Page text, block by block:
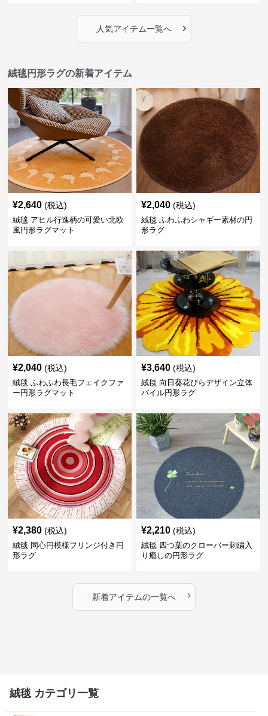
人気アイテム一覧へ ›
絨毯円形ラグの新着アイテム
¥2,640 (税込)
絨毯 アヒル行進柄の可愛い北欧
風円形ラグマット
¥2,040 (税込)
絨毯 ふわふわシャギー素材の円
形ラグ
¥2,040 (税込)
絨毯 ふわふわ長毛フェイクファ
ー円形ラグマット
¥3,640 (税込)
絨毯 向日葵花びらデザイン立体
パイル円形ラグ
¥2,380 (税込)
絨毯 同心円模様フリンジ付き円
形ラグ
¥2,210 (税込)
絨毯 四つ葉のクローバー刺繍入
り癒しの円形ラグ
新着アイテムの一覧へ ›
絨毯 カテゴリ一覧